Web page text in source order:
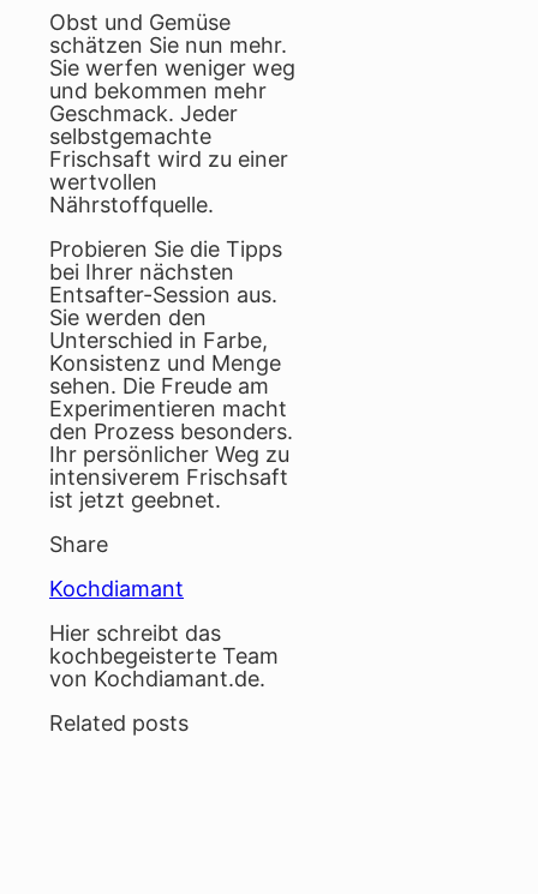
Obst und Gemüse
schätzen Sie nun mehr.
Sie werfen weniger weg
und bekommen mehr
Geschmack. Jeder
selbstgemachte
Frischsaft wird zu einer
wertvollen
Nährstoffquelle.
Probieren Sie die Tipps
bei Ihrer nächsten
Entsafter-Session aus.
Sie werden den
Unterschied in Farbe,
Konsistenz und Menge
sehen. Die Freude am
Experimentieren macht
den Prozess besonders.
Ihr persönlicher Weg zu
intensiverem Frischsaft
ist jetzt geebnet.
Share
Kochdiamant
Hier schreibt das
kochbegeisterte Team
von Kochdiamant.de.
Related posts